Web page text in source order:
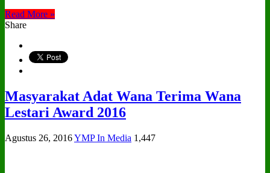
Read More »
Share
Masyarakat Adat Wana Terima Wana
Lestari Award 2016
Agustus 26, 2016YMP In Media 1,447